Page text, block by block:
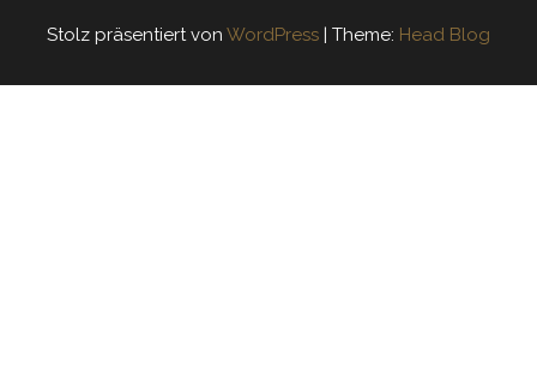
Stolz präsentiert von WordPress | Theme: Head Blog